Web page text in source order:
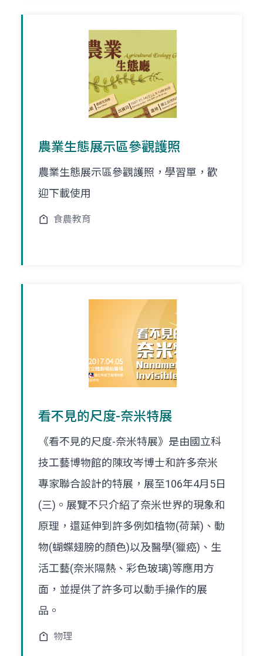
農業生態展示區參觀護照
農業生態展示區參觀護照，學習單，歡
迎下載使用
食農教育
看不見的尺度-奈米特展
《看不見的尺度-奈米特展》是由國立科
技工藝博物館的陳玫岑博士和許多奈米
專家聯合設計的特展，展至106年4月5日
(三)。展覽不只介紹了奈米世界的現象和
原理，還延伸到許多例如植物(荷葉)、動
物(蝴蝶翅膀的顏色)以及醫學(獵癌)、生
活工藝(奈米隔熱、彩色玻璃)等應用方
面，並提供了許多可以動手操作的展
品。
物理